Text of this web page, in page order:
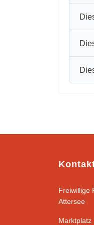
Freiwillige
Attersee
Marktplatz